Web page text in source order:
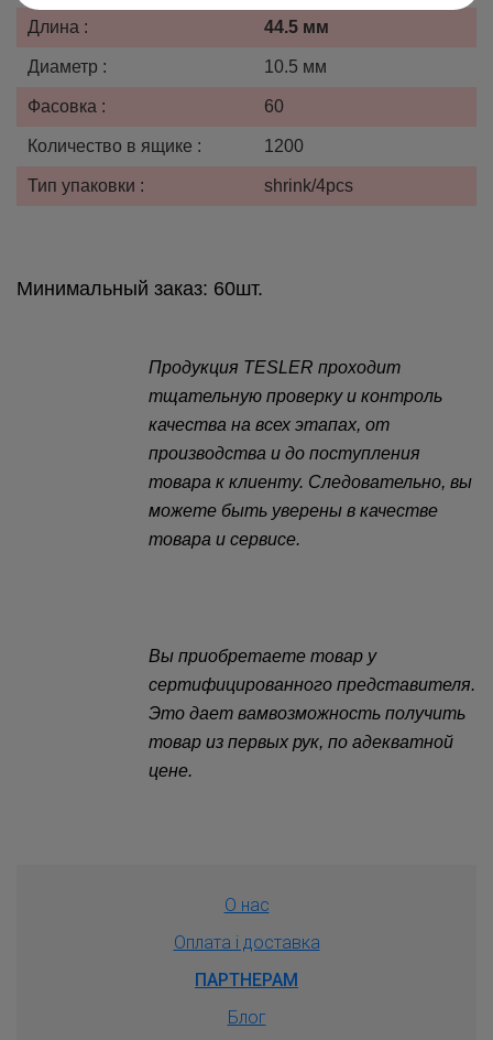
Длина : 44.5 мм
Диаметр : 10.5 мм
Фасовка : 60
Количество в ящике : 1200
Тип упаковки : shrink/4pcs
Минимальный заказ: 60шт.
Продукция TESLER проходит
тщательную проверку и контроль
качества на всех этапах, от
производства и до поступления
товара к клиенту. Следовательно, вы
можете быть уверены в качестве
товара и сервисе.
Вы приобретаете товар у
сертифицированного представителя.
Это дает вамвозможность получить
товар из первых рук, по адекватной
цене.
О нас
Оплата і доставка
ПАРТНЕРАМ
Блог